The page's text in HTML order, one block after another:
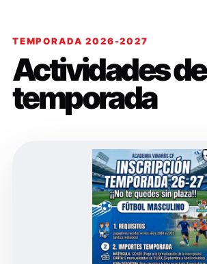
TEMPORADA 2026-2027
Actividades de
temporada